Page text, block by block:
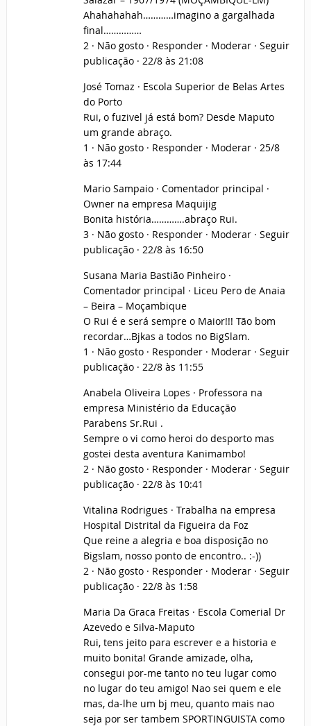
Ahahahahah…………imagino a gargalhada
final……………
2 · Não gosto · Responder · Moderar · Seguir
publicação · 22/8 às 21:08
José Tomaz · Escola Superior de Belas Artes
do Porto
Rui, o fuzivel já está bom? Desde Maputo
um grande abraço.
1 · Não gosto · Responder · Moderar · 25/8
às 17:44
Mario Sampaio · Comentador principal ·
Owner na empresa Maquijig
Bonita história………….abraço Rui.
3 · Não gosto · Responder · Moderar · Seguir
publicação · 22/8 às 16:50
Susana Maria Bastião Pinheiro ·
Comentador principal · Liceu Pero de Anaia
– Beira – Moçambique
O Rui é e será sempre o Maior!!! Tão bom
recordar…Bjkas a todos no BigSlam.
1 · Não gosto · Responder · Moderar · Seguir
publicação · 22/8 às 11:55
Anabela Oliveira Lopes · Professora na
empresa Ministério da Educação
Parabens Sr.Rui .
Sempre o vi como heroi do desporto mas
gostei desta aventura Kanimambo!
2 · Não gosto · Responder · Moderar · Seguir
publicação · 22/8 às 10:41
Vitalina Rodrigues · Trabalha na empresa
Hospital Distrital da Figueira da Foz
Que reine a alegria e boa disposição no
Bigslam, nosso ponto de encontro.. :-))
2 · Não gosto · Responder · Moderar · Seguir
publicação · 22/8 às 1:58
Maria Da Graca Freitas · Escola Comerial Dr
Azevedo e Silva-Maputo
Rui, tens jeito para escrever e a historia e
muito bonita! Grande amizade, olha,
consegui por-me tanto no teu lugar como
no lugar do teu amigo! Nao sei quem e ele
mas, da-lhe um bj meu, quanto mais nao
seja por ser tambem SPORTINGUISTA como